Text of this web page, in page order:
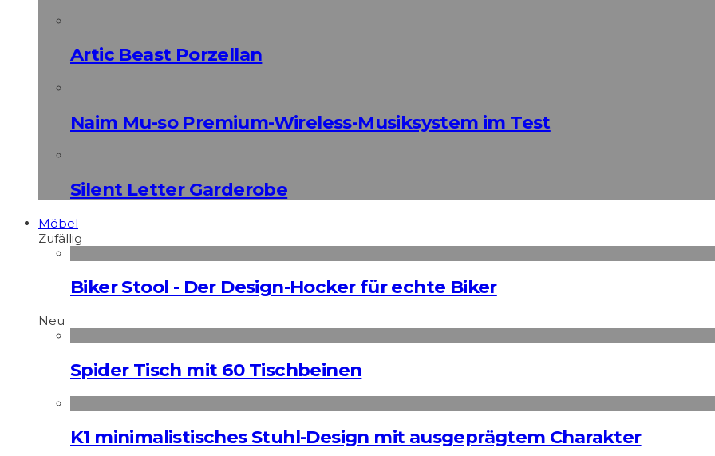
Artic Beast Porzellan
Naim Mu-so Premium-Wireless-Musiksystem im Test
Silent Letter Garderobe
Möbel
Zufällig
Biker Stool - Der Design-Hocker für echte Biker
Neu
Spider Tisch mit 60 Tischbeinen
K1 minimalistisches Stuhl-Design mit ausgeprägtem Charakter